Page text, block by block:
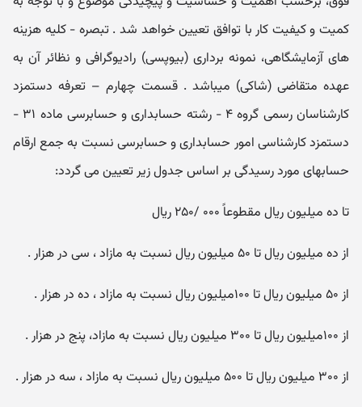
کمیت و کیفیت کار با توافق تعیین خواهد شد . تبصره - کلیه هزینه
های آزمایشگاهی، نمونه برداری (بیوپسی) رادیوگرافی و نظائر آن به
عهده متقاضی (شاکی) میباشد . قسمت چهارم – تعرفه دستمزد
کارشناسان رسمی گروه ۴ - رشته حسابداری و حسابرسی ماده ۳۱ -
دستمزد کارشناسی امور حسابداری و حسابرسی نسبت به جمع ارقام
حسابهای مورد رسیدگی بر اساس جدول زیر تعیین می گردد:
تا ده میلیون ریال مقطوعاً ۰۰۰ /۲۵۰ ریال
از ده میلیون ریال تا ۵۰ میلیون ریال نسبت به مازاد ، سی در هزار .
از ۵۰ میلیون ریال تا ۱۰۰میلیون ریال نسبت به مازاد ، ده در هزار .
از ۱۰۰میلیون ریال تا ۳۰۰ میلیون ریال نسبت به مازاد، پنج در هزار .
از ۳۰۰ میلیون ریال تا ۵۰۰ میلیون ریال نسبت به مازاد ، سه در هزار .